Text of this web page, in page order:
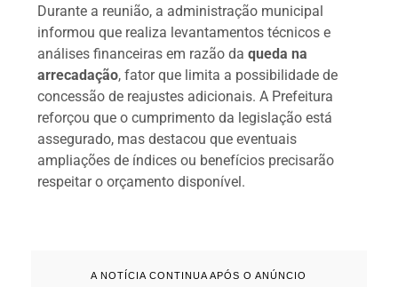
Durante a reunião, a administração municipal
informou que realiza levantamentos técnicos e
análises financeiras em razão daqueda na
arrecadação, fator que limita a possibilidade de
concessão de reajustes adicionais. A Prefeitura
reforçou que o cumprimento da legislação está
assegurado, mas destacou que eventuais
ampliações de índices ou benefícios precisarão
respeitar o orçamento disponível.
A NOTÍCIA CONTINUA APÓS O ANÚNCIO